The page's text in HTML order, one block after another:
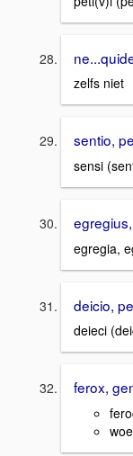
zelfs niet
sentio,
sensi
egregia,
deicio,
deieci
ferox,